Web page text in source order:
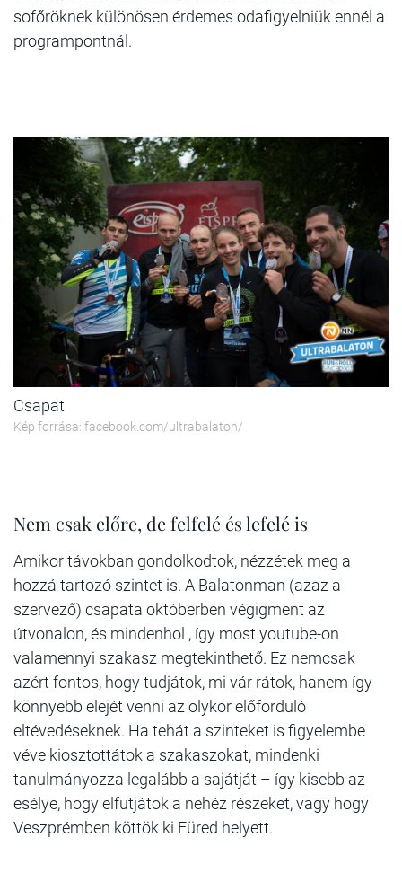
sofőröknek különösen érdemes odafigyelniük ennél a
programpontnál.
Csapat
Kép forrása: facebook.com/ultrabalaton/
Nem csak előre, de felfelé és lefelé is
Amikor távokban gondolkodtok, nézzétek meg a
hozzá tartozó szintet is. A Balatonman (azaz a
szervező) csapata októberben végigment az
útvonalon, és mindenhol , így most youtube-on
valamennyi szakasz megtekinthető. Ez nemcsak
azért fontos, hogy tudjátok, mi vár rátok, hanem így
könnyebb elejét venni az olykor előforduló
eltévedéseknek. Ha tehát a szinteket is figyelembe
véve kiosztottátok a szakaszokat, mindenki
tanulmányozza legalább a sajátját – így kisebb az
esélye, hogy elfutjátok a nehéz részeket, vagy hogy
Veszprémben köttök ki Füred helyett.